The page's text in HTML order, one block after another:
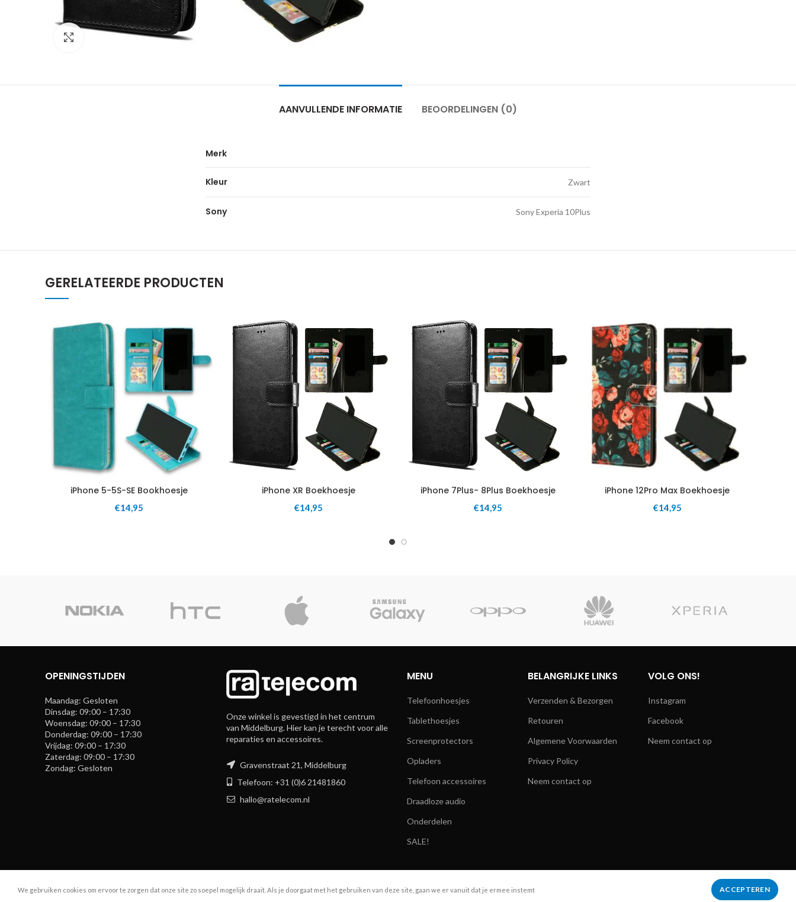
Click to enlarge
AANVULLENDE INFORMATIE BEOORDELINGEN (0)
Merk
Kleur Zwart
Sony Sony Experia 10Plus
GERELATEERDE PRODUCTEN
iPhone 5-5S-SE Bookhoesje
€14,95
iPhone XR Boekhoesje
€14,95
iPhone 7Plus- 8Plus Boekhoesje
€14,95
iPhone 12Pro Max Boekhoesje
€14,95
OPENINGSTIJDEN
Maandag: Gesloten
Dinsdag: 09:00 – 17:30
Woensdag: 09:00 – 17:30
Donderdag: 09:00 – 17:30
Vrijdag: 09:00 – 17:30
Zaterdag: 09:00 – 17:30
Zondag: Gesloten
Onze winkel is gevestigd in het centrum
van Middelburg. Hier kan je terecht voor alle
reparaties en accessoires.
Gravenstraat 21, Middelburg
Telefoon: +31 (0)6 21481860
hallo@ratelecom.nl
MENU
Telefoonhoesjes
Tablethoesjes
Screenprotectors
Opladers
Telefoon accessoires
Draadloze audio
Onderdelen
SALE!
BELANGRIJKE LINKS
Verzenden & Bezorgen
Retouren
Algemene Voorwaarden
Privacy Policy
Neem contact op
VOLG ONS!
Instagram
Facebook
Neem contact op
R.A. Telecom 2024
We gebruiken cookies om ervoor te zorgen dat onze site zo soepel mogelijk draait. Als je doorgaat met het gebruiken van deze site, gaan we er vanuit dat je ermee instemt ACCEPTEREN